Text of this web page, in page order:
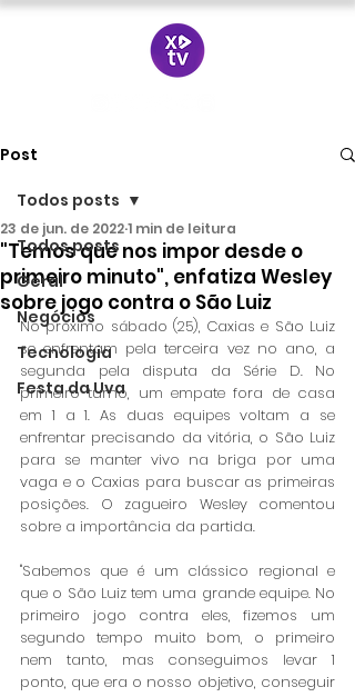
Post
Todos posts
Geral
Negócios
Tecnologia
Festa da Uva
Todos posts
"Temos que nos impor desde o
primeiro minuto", enfatiza Wesley
sobre jogo contra o São Luiz
23 de jun. de 20221 min de leitura
No próximo sábado (25), Caxias e São Luiz
se enfrentam pela terceira vez no ano, a
segunda pela disputa da Série D. No
primeiro turno, um empate fora de casa
em 1 a 1. As duas equipes voltam a se
enfrentar precisando da vitória, o São Luiz
para se manter vivo na briga por uma
vaga e o Caxias para buscar as primeiras
posições. O zagueiro Wesley comentou
sobre a importância da partida.
"Sabemos que é um clássico regional e
que o São Luiz tem uma grande equipe. No
primeiro jogo contra eles, fizemos um
segundo tempo muito bom, o primeiro
nem tanto, mas conseguimos levar 1
ponto, que era o nosso objetivo, conseguir